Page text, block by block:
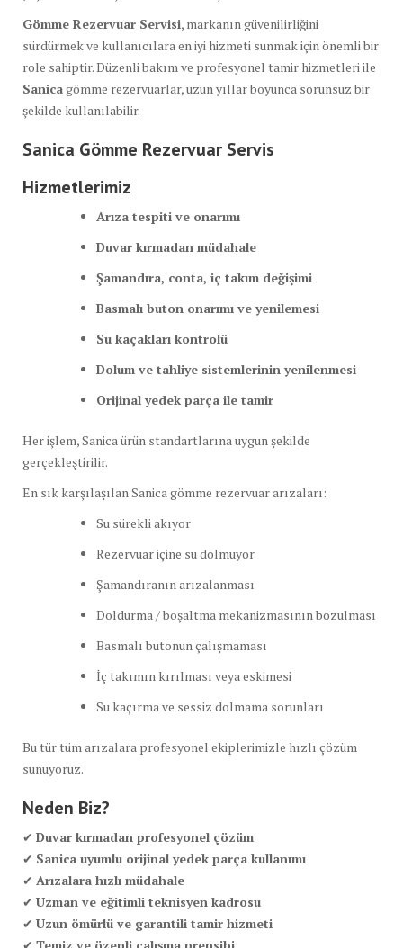
Gömme Rezervuar Servisi, markanın güvenilirliğini
sürdürmek ve kullanıcılara en iyi hizmeti sunmak için önemli bir
role sahiptir. Düzenli bakım ve profesyonel tamir hizmetleri ile
Sanicagömme rezervuarlar, uzun yıllar boyunca sorunsuz bir
şekilde kullanılabilir.
Sanica Gömme Rezervuar Servis
Hizmetlerimiz
Arıza tespiti ve onarımı
Duvar kırmadan müdahale
Şamandıra, conta, iç takım değişimi
Basmalı buton onarımı ve yenilemesi
Su kaçakları kontrolü
Dolum ve tahliye sistemlerinin yenilenmesi
Orijinal yedek parça ile tamir
Her işlem, Sanica ürün standartlarına uygun şekilde
gerçekleştirilir.
En sık karşılaşılan Sanica gömme rezervuar arızaları:
Su sürekli akıyor
Rezervuar içine su dolmuyor
Şamandıranın arızalanması
Doldurma / boşaltma mekanizmasının bozulması
Basmalı butonun çalışmaması
İç takımın kırılması veya eskimesi
Su kaçırma ve sessiz dolmama sorunları
Bu tür tüm arızalara profesyonel ekiplerimizle hızlı çözüm
sunuyoruz.
Neden Biz?
✔ Duvar kırmadan profesyonel çözüm
✔ Sanica uyumlu orijinal yedek parça kullanımı
✔ Arızalara hızlı müdahale
✔ Uzman ve eğitimli teknisyen kadrosu
✔ Uzun ömürlü ve garantili tamir hizmeti